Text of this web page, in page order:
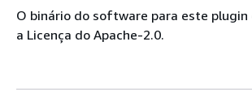
O binário do software para este plugin
a Licença do Apache-2.0.